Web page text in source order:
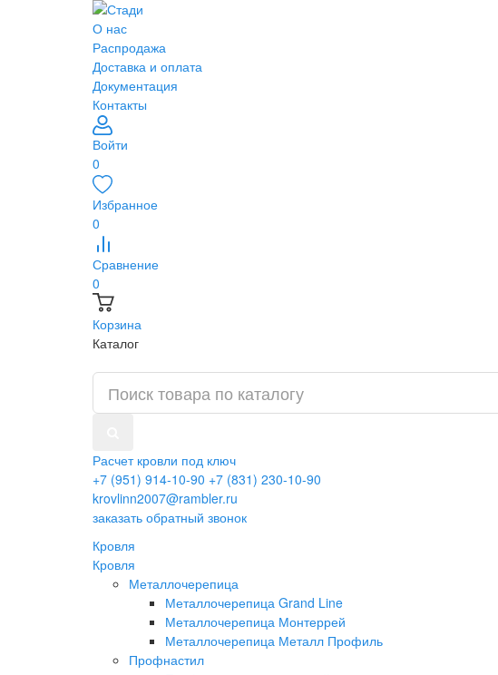
О нас
Распродажа
Доставка и оплата
Документация
Контакты
Войти
0
Избранное
0
Сравнение
0
Корзина
Каталог
Расчет кровли под ключ
+7 (951) 914-10-90 +7 (831) 230-10-90
krovlinn2007@rambler.ru
заказать обратный звонок
Кровля
Кровля
Металлочерепица
Металлочерепица Grand Line
Металлочерепица Монтеррей
Металлочерепица Металл Профиль
Профнастил